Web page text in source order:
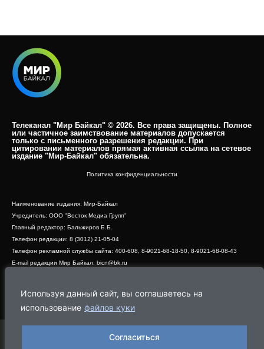
Используя данный сайт, вы соглашаетесь на
использование файлов куки
Согласиться
Телеканал "Мир Байкал" © 2026. Все права защищены. Полное
или частичное заимствование материалов допускается
только с письменного разрешения редакции. При
цитировании материалов прямая активная ссылка на сетевое
издание "Мир-Байкал" обязательна.​
Политика конфиденциальности
Наименование издания: Мир-Байкал
Учредитель: ООО "Восток Медиа Групп"
Главный редактор: Бальжиров Б.Б.
Телефон редакции: 8 (3012) 21-05-04
Телефон рекламной службы сайта: 400-608, 8-9021-68-18-50, 8-9021-68-08-43
E-mail редакции Мир Байкал: bicn@bk.ru
Адрес редакции: 670000, г. Улан-Удэ, ул. Профсоюзная, дом 44, офис 1